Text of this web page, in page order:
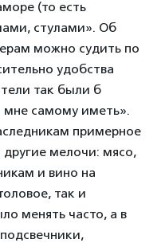
(то есть
стулами». Об
можно судить по
удобства
так были б
самому иметь».
примерное
мелочи: мясо,
и вино на
так и
менять часто, а в